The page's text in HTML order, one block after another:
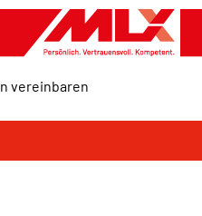
vereinbaren